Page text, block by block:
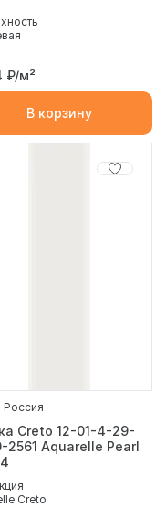
₽/м²
В корзину
Россия
Creto 12-01-4-29-
2561 Aquarelle Pearl
Creto